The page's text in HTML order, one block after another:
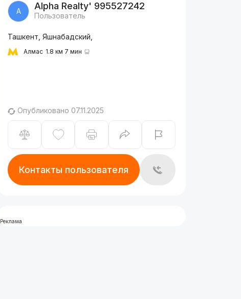
A Alpha Realty' 995527242
Пользователь
Ташкент, Яшнабадский,
Алмас 1.8 км 7 мин
Опубликовано 07.11.2025
Контакты пользователя
Реклама